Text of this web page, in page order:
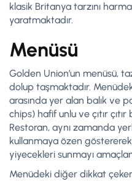
klasik Britanya tarzını
yaratmaktadır.
Menüsü
Golden Union’un menüsü,
dolup taşmaktadır.
arasında yer alan balık ve
chips) hafif unlu ve çıtır
Restoran, aynı zamanda
kullanmaya özen
yiyecekleri sunmayı
Menüdeki diğer dikkat